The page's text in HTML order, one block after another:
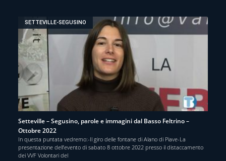
SETTEVILLE-SEGUSINO
Setteville – Segusino, parole e immagini dal Basso Feltrino –
Ottobre 2022
In questa puntata vedremo:-Il giro delle fontane di Alano di Piave-La
presentazione dell’evento di sabato 8 ottobre 2022 presso il distaccamento
dei VVF Volontari del